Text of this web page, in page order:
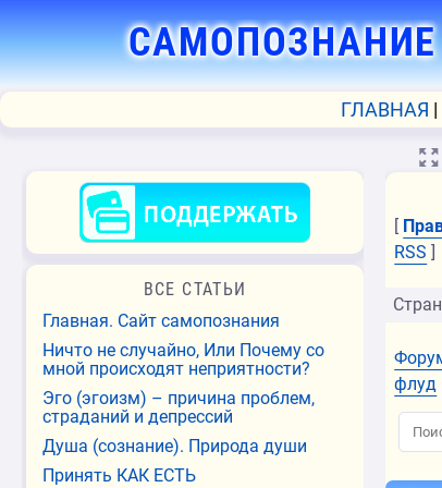
САМОПОЗНАНИЕ
ГЛАВНАЯ
💻
[
RSS ]
флуд
ВСЕ СТАТЬИ
Главная. Сайт самопознания
Ничто не случайно, Или Почему со
мной происходят неприятности?
Эго (эгоизм) – причина проблем,
страданий и депрессий
Душа (сознание). Природа души
Принять КАК ЕСТЬ